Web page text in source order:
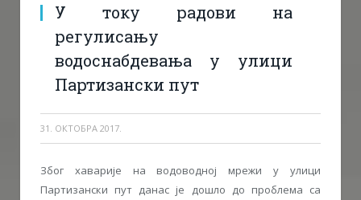
У току радови на
регулисању
водоснабдевања у улици
Партизански пут
31. ОКТОБРА 2017.
Због хаварије на водоводној мрежи у улици
Партизански пут данас је дошло до проблема са